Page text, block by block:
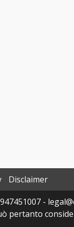
Disclaimer
-
pertanto